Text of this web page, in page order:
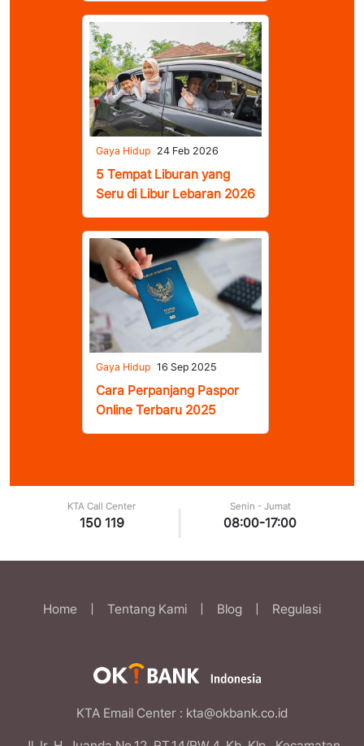
Gaya Hidup 24 Feb 2026
5 Tempat Liburan yang
Seru di Libur Lebaran 2026
Gaya Hidup 16 Sep 2025
Cara Perpanjang Paspor
Online Terbaru 2025
KTA Call Center
150 119
Senin - Jumat
08:00-17:00
Home Tentang Kami Blog Regulasi
KTA Email Center : kta@okbank.co.id